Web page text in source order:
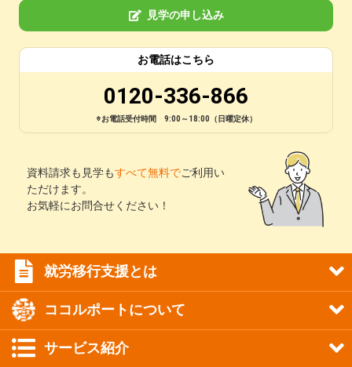
見学の申し込み
お電話はこちら
0120-336-866
※お電話受付時間 9:00～18:00（日曜定休）
資料請求も見学もすべて無料でご利用い
ただけます。
お気軽にお問合せください！
就労移行支援とは
ココルポートについて
サービス紹介